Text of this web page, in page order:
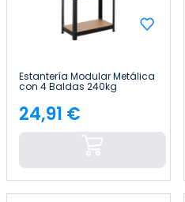
Estantería Modular Metálica
con 4 Baldas 240kg
60x30x148cm Thinia Home
Precio
24,91 €